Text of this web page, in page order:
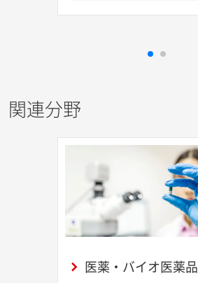
関連分野
医薬・バイオ医薬品